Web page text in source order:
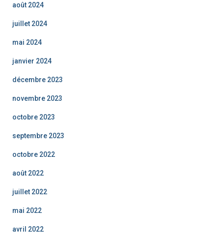
août 2024
juillet 2024
mai 2024
janvier 2024
décembre 2023
novembre 2023
octobre 2023
septembre 2023
octobre 2022
août 2022
juillet 2022
mai 2022
avril 2022